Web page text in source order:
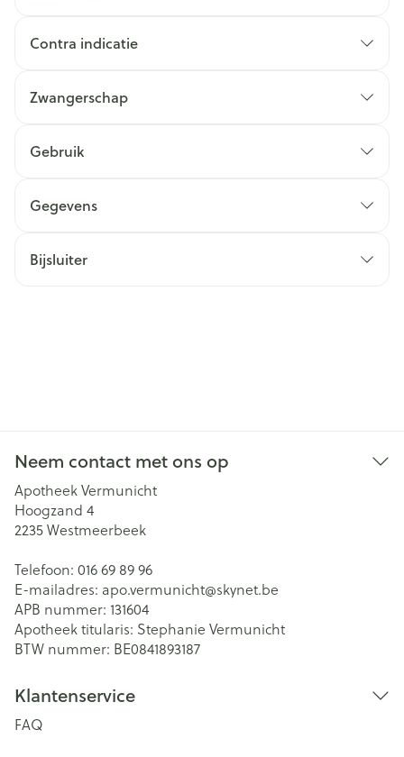
Contra indicatie
Zwangerschap
Gebruik
Gegevens
Bijsluiter
Neem contact met ons op
Apotheek Vermunicht
Hoogzand 4
2235Westmeerbeek
Telefoon: 016 69 89 96
E-mailadres: apo.vermunicht@skynet.be
APB nummer: 131604
Apotheek titularis: Stephanie Vermunicht
BTW nummer: BE0841893187
Klantenservice
FAQ